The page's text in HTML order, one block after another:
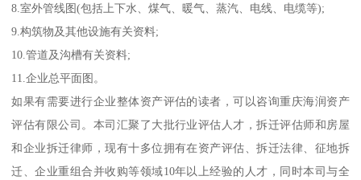
8.室外管线图(包括上下水、煤气、暖气、蒸汽、电线、电缆等);
9.构筑物及其他设施有关资料;
10.管道及沟槽有关资料;
11.企业总平面图。
如果有需要进行企业整体资产评估的读者，可以咨询重庆海润资产
评估有限公司。本司汇聚了大批行业评估人才，拆迁评估师和房屋
和企业拆迁律师，现有十多位拥有在资产评估、拆迁法律、征地拆
迁、企业重组合并收购等领域10年以上经验的人才，同时本司与全